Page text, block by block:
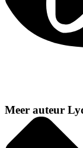
Meer auteur